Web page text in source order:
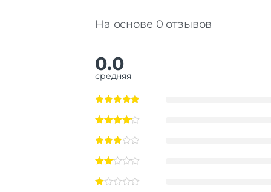
На основе 0 отзывов
0.0
средняя